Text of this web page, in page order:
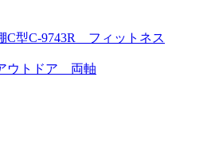
C型C-9743R フィットネス
ウトドア 両軸